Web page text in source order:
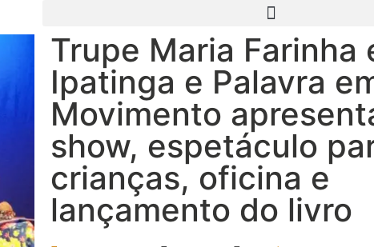
Trupe Maria Farinha
Ipatinga e Palavra
Movimento
show, espetáculo
crianças, oficina e
lançamento do livro